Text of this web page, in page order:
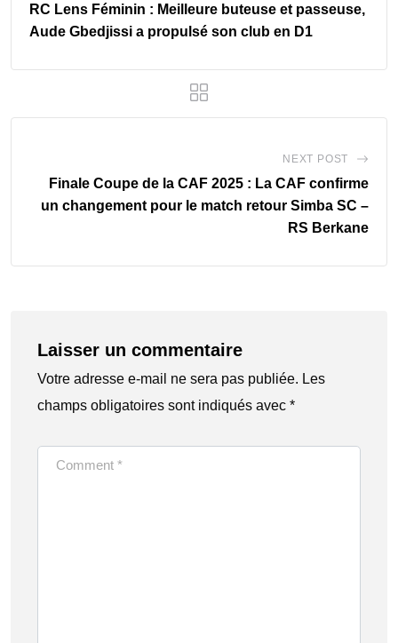
RC Lens Féminin : Meilleure buteuse et passeuse,
Aude Gbedjissi a propulsé son club en D1
NEXT POST
Finale Coupe de la CAF 2025 : La CAF confirme
un changement pour le match retour Simba SC –
RS Berkane
Laisser un commentaire
Votre adresse e-mail ne sera pas publiée. Les
champs obligatoires sont indiqués avec *